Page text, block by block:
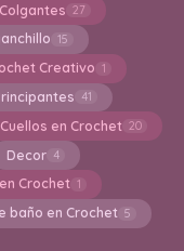
Colgantes 27
15
Creativo 1
41
Cuellos en Crochet 20
Decor 4
Crochet 1
baño en Crochet 5